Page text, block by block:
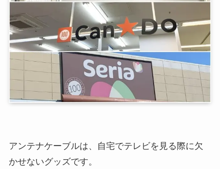
アンテナケーブルは、自宅でテレビを見る際に欠
かせないグッズです。